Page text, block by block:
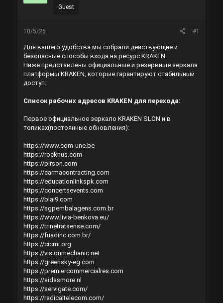
r
Guest
10/5/26 #1
Для вашего удобства мы собрали действующие и
безопасные способы входа на ресурс KRAKEN.
Ниже представлены официальные и резервные зеркала
платформы KRAKEN, которые гарантируют стабильный
доступ.
Список рабочих адресов KRAKEN для перехода:
Первое официальное зеркало KRAKEN SLON и в
топиках(постоянные обновления):
https://www.com-une.be
https://rocknus.com
https://pirson.com
https://carmacontracting.com
https://educationlinkspk.com
https://concertsevents.com
https://blai9.com
https://sgpembalagens.com.br
https://www.livia-benkova.eu/
https://trinetratsense.com/
https://fuadinc.com.br/
https://cicmi.org
https://visionmechanic.net
https://greensky-eg.com
https://premiercommercialres.com
https://aidasmore.nl
https://servigate.com/
https://radicaltelecom.com/